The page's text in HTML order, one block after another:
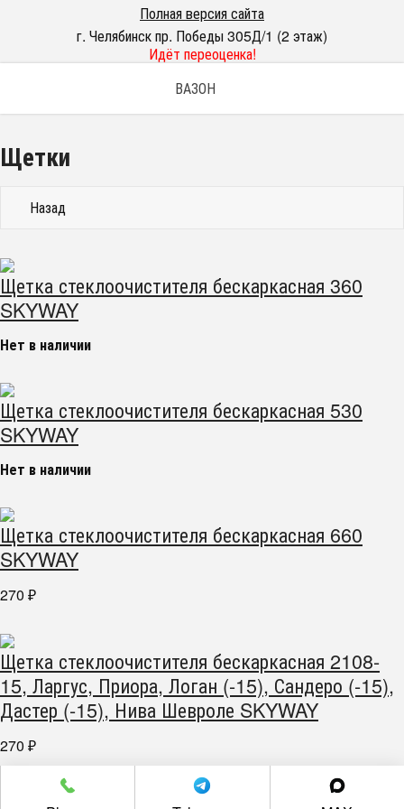
Полная версия сайта
г. Челябинск пр. Победы 305Д/1 (2 этаж)
Идёт переоценка!
ВАЗОН
Щетки
Назад
Щетка стеклоочистителя бескаркасная 360
SKYWAY
Нет в наличии
Щетка стеклоочистителя бескаркасная 530
SKYWAY
Нет в наличии
Щетка стеклоочистителя бескаркасная 660
SKYWAY
270 ₽
Щетка стеклоочистителя бескаркасная 2108-
15, Ларгус, Приора, Логан (-15), Сандеро (-15),
Дастер (-15), Нива Шевроле SKYWAY
270 ₽
г. Челябинск пр. Победы 305Д/1 (2 этаж)